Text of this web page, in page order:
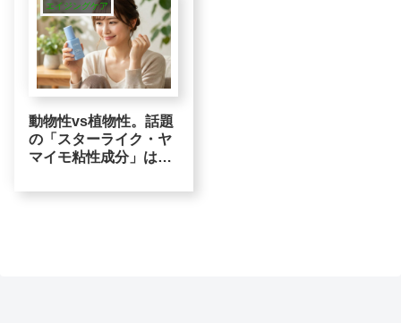
エイジングケア
動物性vs植物性。話題
の「スターライク・ヤ
マイモ粘性成分」は、
う？